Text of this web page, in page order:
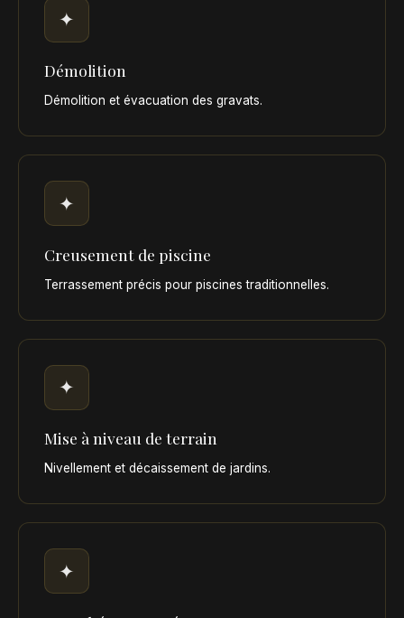
✦
Démolition
Démolition et évacuation des gravats.
✦
Creusement de piscine
Terrassement précis pour piscines traditionnelles.
✦
Mise à niveau de terrain
Nivellement et décaissement de jardins.
✦